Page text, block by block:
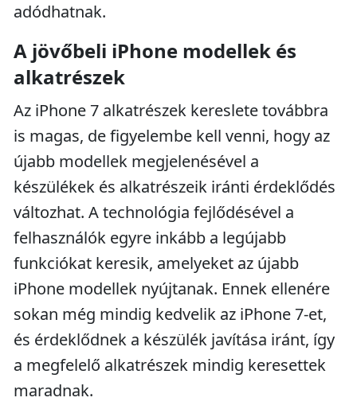
adódhatnak.
A jövőbeli iPhone modellek és
alkatrészek
Az iPhone 7 alkatrészek kereslete továbbra
is magas, de figyelembe kell venni, hogy az
újabb modellek megjelenésével a
készülékek és alkatrészeik iránti érdeklődés
változhat. A technológia fejlődésével a
felhasználók egyre inkább a legújabb
funkciókat keresik, amelyeket az újabb
iPhone modellek nyújtanak. Ennek ellenére
sokan még mindig kedvelik az iPhone 7-et,
és érdeklődnek a készülék javítása iránt, így
a megfelelő alkatrészek mindig keresettek
maradnak.